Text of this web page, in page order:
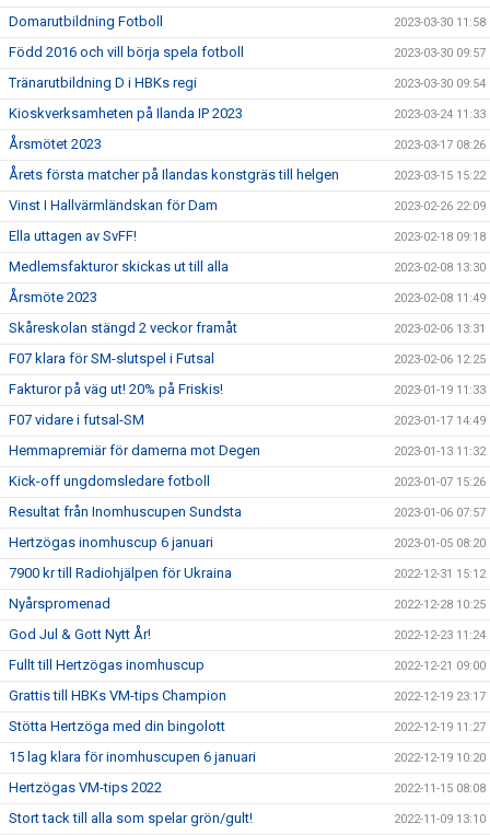
Domarutbildning Fotboll 2023-03-30 11:58
Född 2016 och vill börja spela fotboll 2023-03-30 09:57
Tränarutbildning D i HBKs regi 2023-03-30 09:54
Kioskverksamheten på Ilanda IP 2023 2023-03-24 11:33
Årsmötet 2023 2023-03-17 08:26
Årets första matcher på Ilandas konstgräs till helgen 2023-03-15 15:22
Vinst I Hallvärmländskan för Dam 2023-02-26 22:09
Ella uttagen av SvFF! 2023-02-18 09:18
Medlemsfakturor skickas ut till alla 2023-02-08 13:30
Årsmöte 2023 2023-02-08 11:49
Skåreskolan stängd 2 veckor framåt 2023-02-06 13:31
F07 klara för SM-slutspel i Futsal 2023-02-06 12:25
Fakturor på väg ut! 20% på Friskis! 2023-01-19 11:33
F07 vidare i futsal-SM 2023-01-17 14:49
Hemmapremiär för damerna mot Degen 2023-01-13 11:32
Kick-off ungdomsledare fotboll 2023-01-07 15:26
Resultat från Inomhuscupen Sundsta 2023-01-06 07:57
Hertzögas inomhuscup 6 januari 2023-01-05 08:20
7900 kr till Radiohjälpen för Ukraina 2022-12-31 15:12
Nyårspromenad 2022-12-28 10:25
God Jul & Gott Nytt År! 2022-12-23 11:24
Fullt till Hertzögas inomhuscup 2022-12-21 09:00
Grattis till HBKs VM-tips Champion 2022-12-19 23:17
Stötta Hertzöga med din bingolott 2022-12-19 11:27
15 lag klara för inomhuscupen 6 januari 2022-12-19 10:20
Hertzögas VM-tips 2022 2022-11-15 08:08
Stort tack till alla som spelar grön/gult! 2022-11-09 13:10